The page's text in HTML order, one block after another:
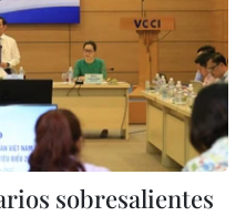
sobresalientes